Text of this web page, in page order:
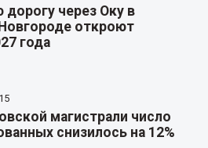
дорогу через Оку в
откроют
года
магистрали число
снизилось на 12%